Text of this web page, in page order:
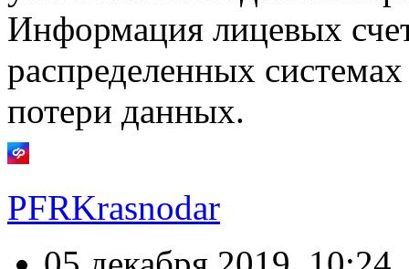
Информация лицевых
распределенных
потери данных.
PFRKrasnodar